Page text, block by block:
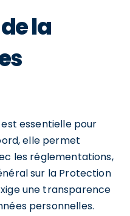
la
essentielle pour
elle permet
les réglementations,
sur la Protection
une transparence
personnelles.